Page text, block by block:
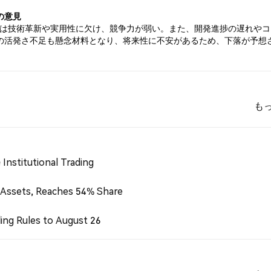
意見
技術革新や実用性に欠け、競争力が弱い。また、開発進捗の遅れやコ
活発さ不足も懸念材料となり、将来性に不安があるため、下落が予想
も
Institutional Trading
Reaches 54% Share
Rules to August 26